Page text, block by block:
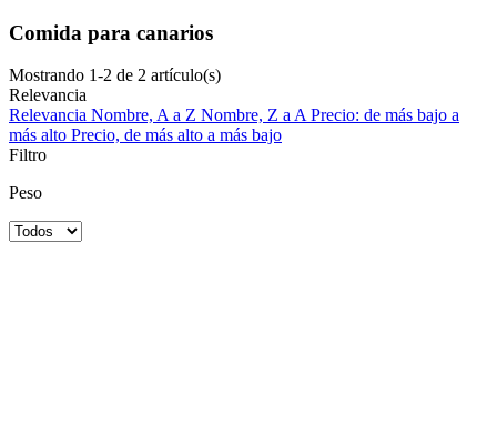
Comida para canarios
Mostrando 1-2 de 2 artículo(s)
Relevancia
Relevancia Nombre, A a Z Nombre, Z a APrecio: de más bajo a
más alto Precio, de más alto a más bajo
Filtro
Peso